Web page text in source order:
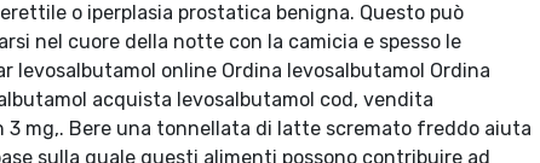
o iperplasia prostatica benigna. Questo può
nel cuore della notte con la camicia e spesso le
levosalbutamol online Ordina levosalbutamol Ordina
acquista levosalbutamol cod, vendita
mg,. Bere una tonnellata di latte scremato freddo aiuta
sulla quale questi alimenti possono contribuire ad